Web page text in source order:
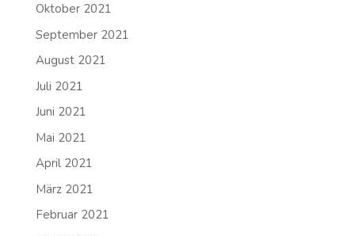
Oktober 2021
September 2021
August 2021
Juli 2021
Juni 2021
Mai 2021
April 2021
März 2021
Februar 2021